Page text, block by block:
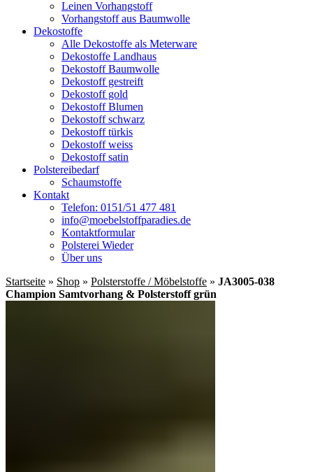
Leinen Vorhangstoff
Vorhangstoff aus Baumwolle
Dekostoffe
Alle Dekostoffe als Meterware
Dekostoffe Landhaus
Dekostoff Baumwolle
Dekostoff gestreift
Dekostoff gold
Dekostoff Blumen
Dekostoff schwarz
Dekostoff türkis
Dekostoff weiss
Dekostoff satin
Polstereibedarf
Schaumstoffe
Kontakt
Telefon: 0151/51 477 481
info@moebelstoffparadies.de
Kontaktformular
Polsterei Wieder
Über uns
Startseite » Shop » Polsterstoffe / Möbelstoffe » JA3005-038
Champion Samtvorhang & Polsterstoff grün